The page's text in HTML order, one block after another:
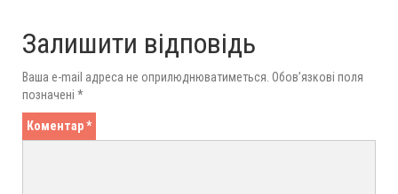
Залишити відповідь
Ваша e-mail адреса не оприлюднюватиметься. Обов’язкові поля
позначені *
Коментар*